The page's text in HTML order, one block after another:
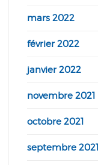
mars 2022
février 2022
janvier 2022
novembre 2021
octobre 2021
septembre 2021